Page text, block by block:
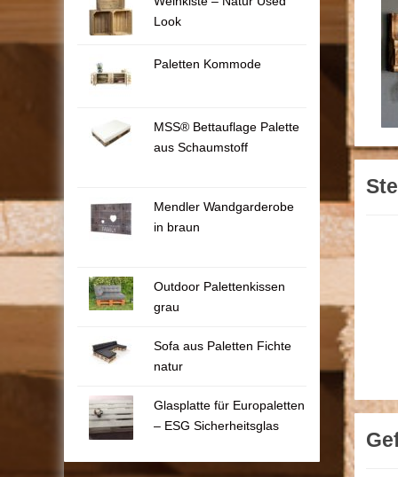
Look
Paletten Kommode
MSS® Bettauflage Palette
aus Schaumstoff
Mendler Wandgarderobe
in braun
Outdoor Palettenkissen
grau
Sofa aus Paletten Fichte
natur
Glasplatte für Europaletten
– ESG Sicherheitsglas